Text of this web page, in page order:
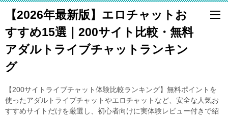
【2026年最新版】エロチャットお
すすめ15選｜200サイト比較・無料
アダルトライブチャットランキン
グ
【200サイトライブチャット体験比較ランキング】無料ポイントを
使ったアダルトライブチャットやエロチャットなど、安全な人気お
すすめサイトだけを厳選し、初心者向けに実体験レビュー付きで紹